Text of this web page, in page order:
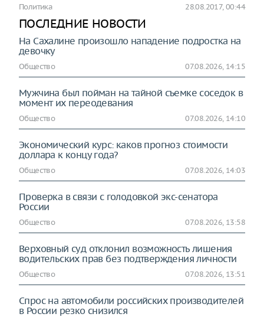
Политика 28.08.2017, 00:44
ПОСЛЕДНИЕ НОВОСТИ
На Сахалине произошло напaдение подростка на
девочку
Общество 07.08.2026, 14:15
Мужчина был пойман на тайной съемке соседок в
момент их переодевания
Общество 07.08.2026, 14:10
Экономический курс: каков прогноз стоимости
доллара к концу года?
Общество 07.08.2026, 14:03
Проверка в связи с голодовкой экс-сенатора
России
Общество 07.08.2026, 13:58
Верховный суд отклонил возможность лишения
водительских прав без подтверждения личности
Общество 07.08.2026, 13:51
Спрос на автомобили российских производителей
в России резко снизился